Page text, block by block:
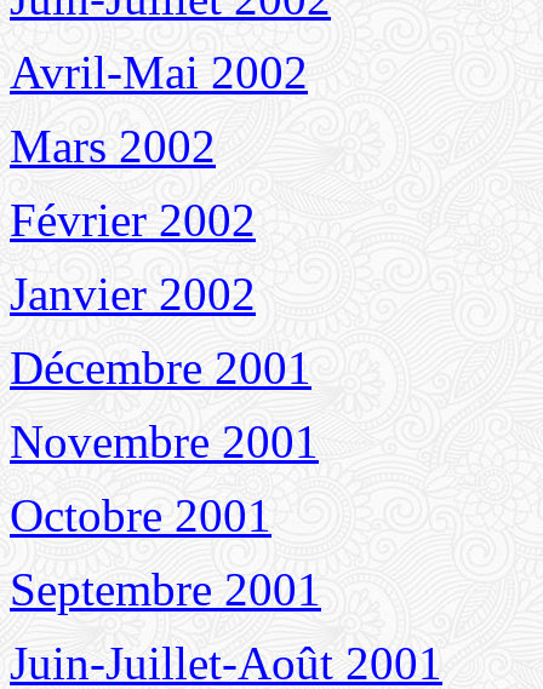
Avril-Mai 2002
Mars 2002
Février 2002
Janvier 2002
Décembre 2001
Novembre 2001
Octobre 2001
Septembre 2001
Juin-Juillet-Août 2001